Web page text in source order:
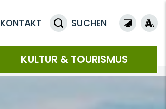
KONTAKT SUCHEN
KULTUR & TOURISMUS